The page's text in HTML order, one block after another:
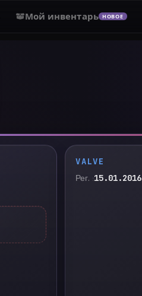
Мой инвентарь НОВОЕ
VALVE
Рег. 15.01.2016